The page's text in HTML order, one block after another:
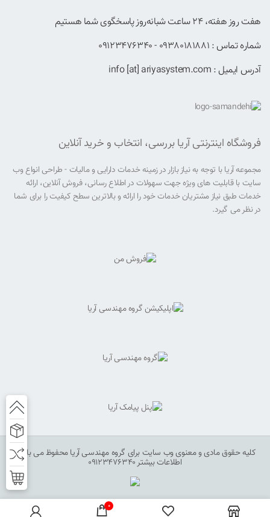
هفت روز هفته، ۲۴ ساعت شبانه‌روز پاسخگوی شما هستیم
شماره تماس : 09380181881 - 09123476340
آدرس ایمیل : info [at] ariyasystem.com
فروشگاه اینترنتی آریا بررسی، انتخاب و خرید آنلاین
مجموعه آریا با توجه به نیاز بازار در زمینه خدمات دارایی و مالیات - طراحی انواع وب
سایت با قابلیت های ویژه جهت سهولات در اطلاع رسانی، فروش آنلاین، ارائه
خدمات طبق نیاز مشتریان خدمات خود را ارائه و بالاترین سطح کیفیت را برای شما
در نظر می گیرد.
کلیه حقوق مادی و معنوی وب سایت برای گروه مهندسی آریا محفوظ می باشد.
اطلاعات بیشتر 09123476340
0